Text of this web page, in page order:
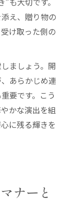
え、贈り物の
け取った側の
ましょう。開
あらかじめ連
要です。こう
かな演出を組
に残る輝きを
ナーと